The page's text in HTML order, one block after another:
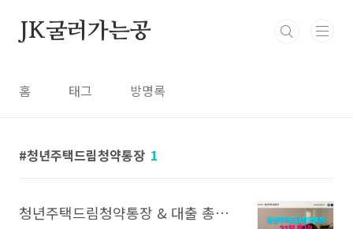
JK굴러가는공
홈 태그 방명록
청년주택드림청약통장 1
청년주택드림청약통장 & 대출 총정리! (우대금리, 비과세, 소득공제까지)